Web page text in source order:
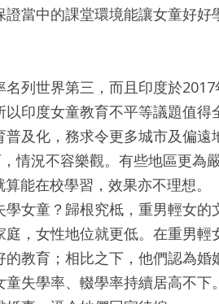
當中的課堂環境能讓女童好
列世界第三，而且印度於
印度女童教育不平等議題值
及化，務求令更多城市及偏遠
情況不容樂觀。有些地區更為
能在校學習，效果亦不理想。
女童？歸根究柢，重男輕女的
，女性地位就更低。在重男輕
教育；相比之下，他們認為婚
失學率、輟學率持續居高不